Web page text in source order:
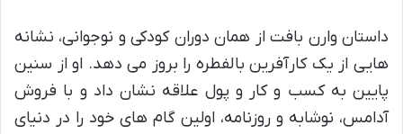
داستان وارن بافت از همان دوران کودکی و نوجوانی، نشانه
هایی از یک کارآفرین بالفطره را بروز می دهد. او از سنین
پایین به کسب و کار و پول علاقه نشان داد و با فروش
آدامس، نوشابه و روزنامه، اولین گام های خود را در دنیای